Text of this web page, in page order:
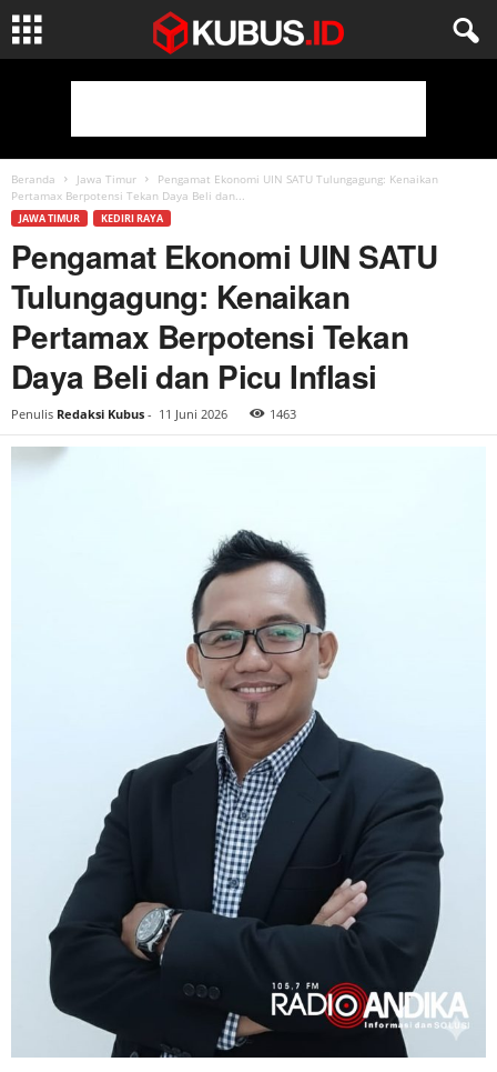
Beranda Jawa Timur
Pengamat Ekonomi UIN SATU Tulungagung: Kenaikan
Pertamax Berpotensi Tekan Daya Beli dan...
JAWA TIMUR KEDIRI RAYA
Pengamat Ekonomi UIN SATU
Tulungagung: Kenaikan
Pertamax Berpotensi Tekan
Daya Beli dan Picu Inflasi
Penulis Redaksi Kubus - 11 Juni 2026 1463